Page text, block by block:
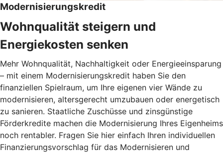
Modernisierungskredit
Wohnqualität steigern und
Energiekosten senken
Mehr Wohnqualität, Nachhaltigkeit oder Energieeinsparung
– mit einem Modernisierungskredit haben Sie den
finanziellen Spielraum, um Ihre eigenen vier Wände zu
modernisieren, altersgerecht umzubauen oder energetisch
zu sanieren. Staatliche Zuschüsse und zinsgünstige
Förderkredite machen die Modernisierung Ihres Eigenheims
noch rentabler. Fragen Sie hier einfach Ihren individuellen
Finanzierungsvorschlag für das Modernisieren und